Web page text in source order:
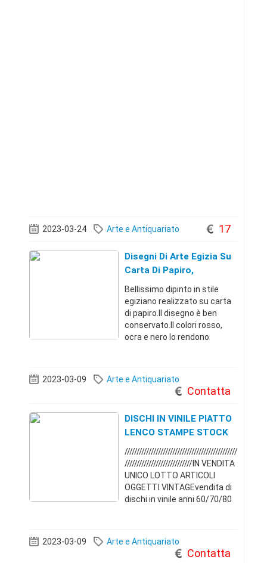
2023-03-24 Arte e Antiquariato 17
Disegni Di Arte Egizia Su
Carta Di Papiro,
Tutankhamon E
Ankhesenamon
Bellissimo dipinto in stile
egiziano realizzato su carta
di papiro.Il disegno è ben
conservato.Il colori rosso,
ocra e nero lo rendono
Copia di una scena dintimità
familiare fra Tutankhamon e
2023-03-09 Arte e Antiquariato
Contatta
DISCHI IN VINILE PIATTO
LENCO STAMPE STOCK
///////////////////////////////////////////////
////////////////////////////IN VENDITA
UNICO LOTTO ARTICOLI
OGGETTI VINTAGEvendita di
dischi in vinile anni 60/70/80
2023-03-09 Arte e Antiquariato
Contatta